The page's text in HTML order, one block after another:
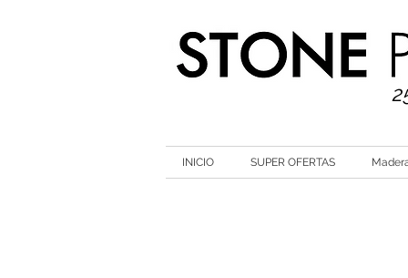
INICIO SUPER OFERTAS